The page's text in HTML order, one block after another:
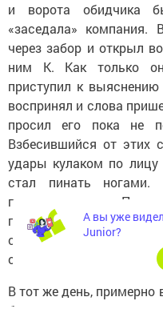
и ворота обидчика
«заседала» компания.
через забор и открыл
ним К. Как только
приступил к
воспринял и слова
просил его пока не
Взбесившийся от этих
удары кулаком по
стал пинать
показалось мало.
грозить
свидетели, понимая,
оттащили Владимира от
В тот же день, примерно
А вы уже
Junior?